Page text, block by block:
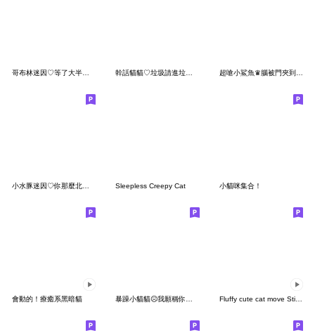
Sleepless Creepy Cat 小貓咪集合！
會動的！療癒系黑暗貓 暴躁小貓貓☹我願稱你為幹話王 Fluffy cute cat move Sticker